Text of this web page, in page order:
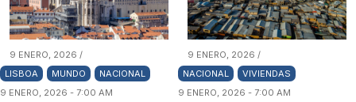
9 ENERO, 2026 /
LISBOA
MUNDO
NACIONAL
9 ENERO, 2026 - 7:00 AM
9 ENERO, 2026 /
NACIONAL
VIVIENDAS
9 ENERO, 2026 - 7:00 AM